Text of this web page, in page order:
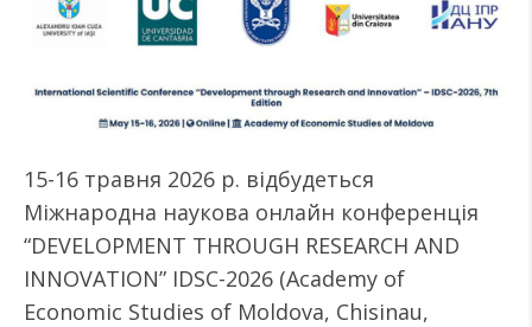
15-16 травня 2026 р. відбудеться
Міжнародна наукова онлайн конференція
“DEVELOPMENT THROUGH RESEARCH AND
INNOVATION” IDSC-2026 (Academy of
Economic Studies of Moldova, Chisinau,